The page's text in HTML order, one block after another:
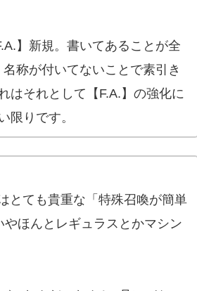
】新規。書いてあることが全
称が付いてないことで素引き
はそれとして【F.A.】の強化に
限りです。
とても貴重な「特殊召喚が簡単
ほんとレギュラスとかマシン